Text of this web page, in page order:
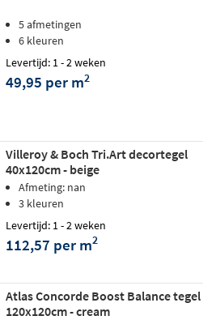
5 afmetingen
6 kleuren
Levertijd: 1 - 2 weken
49,95 per m2
Villeroy & Boch Tri.Art decortegel
40x120cm - beige
Afmeting: nan
3 kleuren
Levertijd: 1 - 2 weken
112,57 per m2
Atlas Concorde Boost Balance tegel
120x120cm - cream